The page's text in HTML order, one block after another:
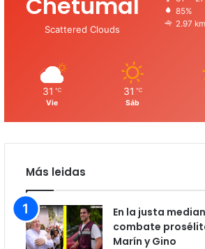
Scattered Clouds
85%
2.97
31 ℃
Vie
31 ℃
Sáb
Más leidas
En la justa
combate
Marín y Gino